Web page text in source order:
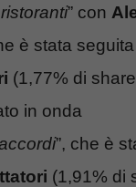
” con
è stata
(1,77% di
in onda
”, che è
(1,91% di